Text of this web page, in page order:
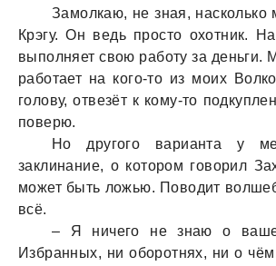
Замолкаю, не зная, насколько
Крэгу. Он ведь просто охотник.
выполняет свою работу за деньги.
работает на кого-то из моих
голову, отвезёт к кому-то
поверю.
Но другого варианта у
заклинание, о котором говорил
может быть ложью. Поводит
всё.
– Я ничего не знаю о
Избранных, ни оборотнях, ни о